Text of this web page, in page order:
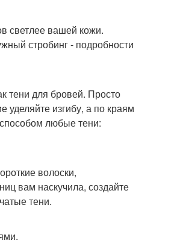
светлее вашей кожи.
стробинг - подробности
тени для бровей. Просто
изгибу, а по краям
любые тени:
волоски,
вам наскучила, создайте
тени.